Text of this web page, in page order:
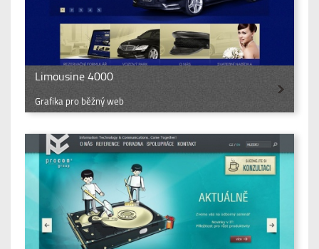
Limousine 4000
Grafika pro běžný web